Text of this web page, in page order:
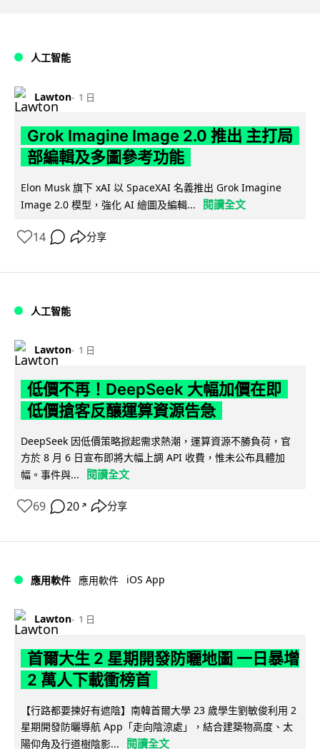
人工智能
Lawton 1 日
Grok Imagine Image 2.0 推出 主打局
部編輯及多圖參考功能
Elon Musk 旗下 xAI 以 SpaceXAI 名義推出 Grok Imagine
Image 2.0 模型，強化 AI 繪圖及編輯...
閱讀全文
14 分享
人工智能
Lawton 1 日
低價不再！DeepSeek 大幅加價在即
低價搶客反釀運算資源告急
DeepSeek 因低價策略掀起需求熱潮，運算資源不勝負荷，官
方於 8 月 6 日宣布即將大幅上調 API 收費，惟未公布具體加
幅。事件與...
閱讀全文
69 20 ↗ 分享
應用軟件 應用軟件 iOS App
Lawton 1 日
首爾大生 2 星期開發防曬地圖 一日暴增
2 萬人下載衝榜首
【行路都要揀好有遮陰】南韓首爾大學 23 歲學生劉敏俊利用 2
星期開發防曬導航 App「走向陰涼處」，結合建築物高度、太
陽仰角及行道樹陰影...
閱讀全文